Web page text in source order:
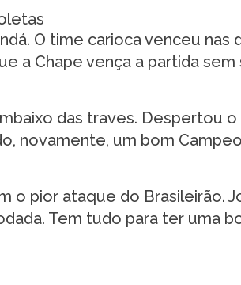
O time carioca venceu nas
a Chape vença a partida
das traves. Despertou o
novamente, um bom
o pior ataque do Brasileirão.
Tem tudo para ter uma